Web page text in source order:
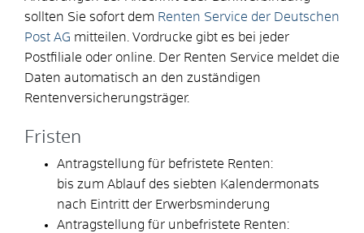
sollten Sie sofort dem Renten Service der Deutschen
Post AG mitteilen. Vordrucke gibt es bei jeder
Postfiliale oder online. Der Renten Service meldet die
Daten automatisch an den zuständigen
Rentenversicherungsträger.
Fristen
Antragstellung für befristete Renten:
bis zum Ablauf des siebten Kalendermonats
nach Eintritt der Erwerbsminderung
Antragstellung für unbefristete Renten: